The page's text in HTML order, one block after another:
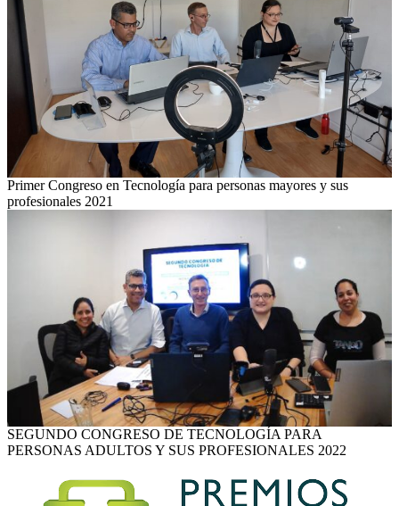
Primer Congreso en Tecnología para personas mayores y sus
profesionales 2021
SEGUNDO CONGRESO DE TECNOLOGÍA PARA
PERSONAS ADULTOS Y SUS PROFESIONALES 2022